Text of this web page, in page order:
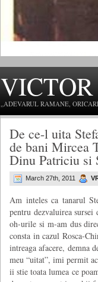
„ADEVARUL RAMANE,
De ce-l uita
de bani Mircea
Dinu Patriciu si
March 27th, 2011
Am inteles ca tanarul
pentru dezvaluirea sursei
oh-urile si m-am dus
consta in cazul Rosca-
intreaga afacere, demna
meu “uitat”, imi permit
ii stie toata lumea ce